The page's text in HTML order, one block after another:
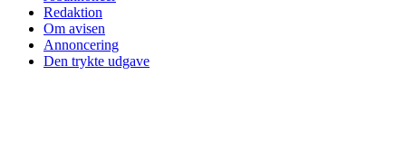
Redaktion
Om avisen
Annoncering
Den trykte udgave